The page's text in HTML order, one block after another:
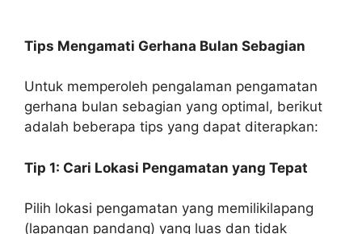
Tips Mengamati Gerhana Bulan Sebagian
Untuk memperoleh pengalaman pengamatan
gerhana bulan sebagian yang optimal, berikut
adalah beberapa tips yang dapat diterapkan:
Tip 1: Cari Lokasi Pengamatan yang Tepat
Pilih lokasi pengamatan yang memilikilapang
(lapangan pandang) yang luas dan tidak